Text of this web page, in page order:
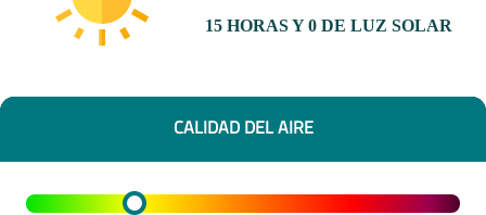
15 HORAS Y 0 DE LUZ SOLAR
CALIDAD DEL AIRE